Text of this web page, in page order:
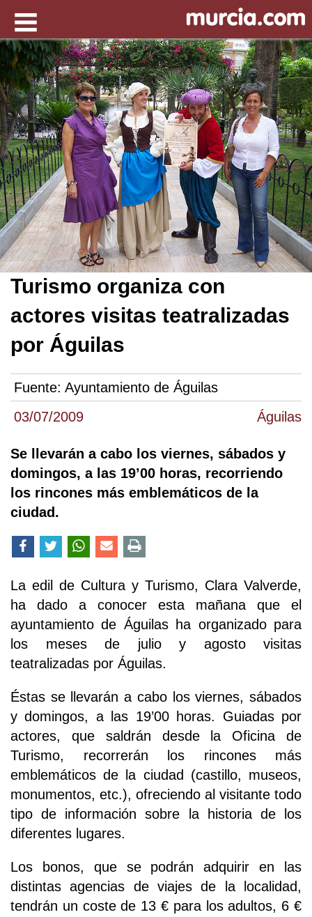
03/07/2009 Águilas
Turismo organiza con
actores visitas teatralizadas
por Águilas
Fuente: Ayuntamiento de Águilas
Se llevarán a cabo los viernes, sábados y
domingos, a las 19’00 horas, recorriendo
los rincones más emblemáticos de la
ciudad.
La edil de Cultura y Turismo, Clara Valverde,
ha dado a conocer esta mañana que el
ayuntamiento de Águilas ha organizado para
los meses de julio y agosto visitas
teatralizadas por Águilas.
Éstas se llevarán a cabo los viernes, sábados
y domingos, a las 19’00 horas. Guiadas por
actores, que saldrán desde la Oficina de
Turismo, recorrerán los rincones más
emblemáticos de la ciudad (castillo, museos,
monumentos, etc.), ofreciendo al visitante todo
tipo de información sobre la historia de los
diferentes lugares.
Los bonos, que se podrán adquirir en las
distintas agencias de viajes de la localidad,
tendrán un coste de 13 € para los adultos, 6 €